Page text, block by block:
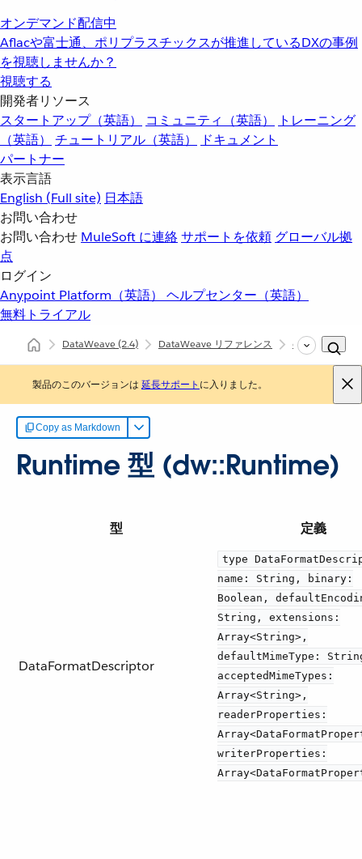
オンデマンド配信中
Aflacや富士通、ポリプラスチックスが推進しているDXの事例
を視聴しませんか？
視聴する
開発者リソース
スタートアップ（英語）
コミュニティ（英語）
トレーニング
（英語）
チュートリアル（英語）
ドキュメント
パートナー
表示言語
English (Full site) 日本語
お問い合わせ
お問い合わせ MuleSoft に連絡サポートを依頼 グローバル拠
点
ログイン
Anypoint Platform（英語） ヘルプセンター（英語）
無料トライアル
DataWeave(2.4) DataWeave リファレンス dw::Runtime
製品のこのバージョンは 延長サポート に入りました。
Copy as Markdown
Runtime 型 (dw::Runtime)
型 定義
DataFormatDescriptor
type
name: String, binary:
Boolean,
String, extensions:
Array<String>,
defaultMimeType:
acceptedMimeTypes:
Array<String>,
readerProperties:
writerProperties: